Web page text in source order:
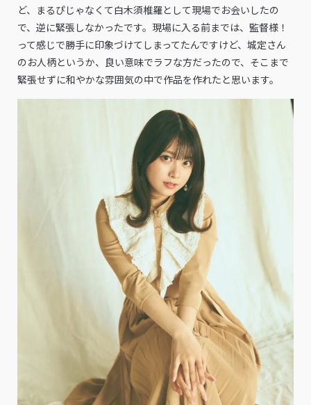
ど、まるぴじゃなくて白木須椎羅として現場でお会いしたの
で、逆に緊張しなかったです。現場に入る前までは、監督様！
って感じで勝手に印象づけてしまってたんですけど、城定さん
のお人柄というか、良い意味でラフな方だったので、そこまで
緊張せずに和やかな雰囲気の中で作品を作れたと思います。